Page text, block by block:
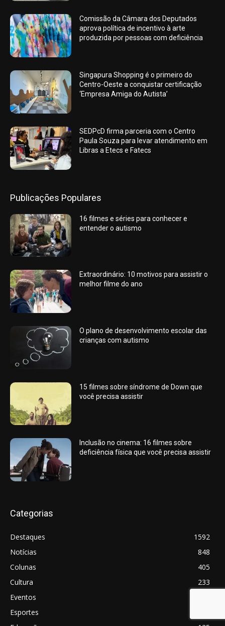
Comissão da Câmara dos Deputados
aprova política de incentivo à arte
produzida por pessoas com deficiência
Singapura Shopping é o primeiro do
Centro-Oeste a conquistar certificação
‘Empresa Amiga do Autista’
SEDPcD firma parceria com o Centro
Paula Souza para levar atendimento em
Libras a Etecs e Fatecs
Publicações Populares
16 filmes e séries para conhecer e
entender o autismo
Extraordinário: 10 motivos para assistir o
melhor filme do ano
O plano de desenvolvimento escolar das
crianças com autismo
15 filmes sobre síndrome de Down que
você precisa assistir
Inclusão no cinema: 16 filmes sobre
deficiência física que você precisa assistir
Categorias
Destaques
1592
Notícias
848
Colunas
405
Cultura
233
Eventos
Esportes